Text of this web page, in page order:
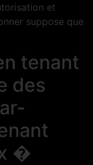
et
suppose que
tenant
des
�